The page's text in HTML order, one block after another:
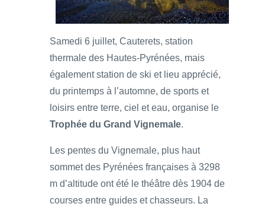
Samedi 6 juillet, Cauterets, station
thermale des Hautes-Pyrénées, mais
également station de ski et lieu apprécié,
du printemps à l’automne, de sports et
loisirs entre terre, ciel et eau, organise le
Trophée du Grand Vignemale.
Les pentes du Vignemale, plus haut
sommet des Pyrénées françaises à 3298
m d’altitude ont été le théâtre dès 1904 de
courses entre guides et chasseurs. La